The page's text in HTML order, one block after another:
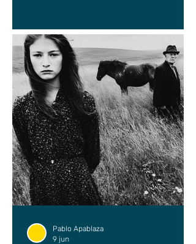
Pablo Apablaza
9 jun